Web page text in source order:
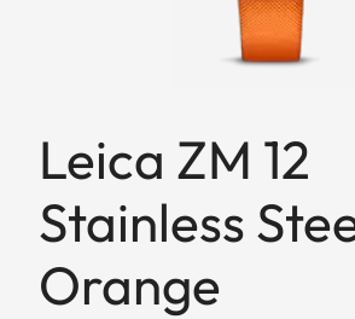
Leica ZM 12
Stainless
Orange